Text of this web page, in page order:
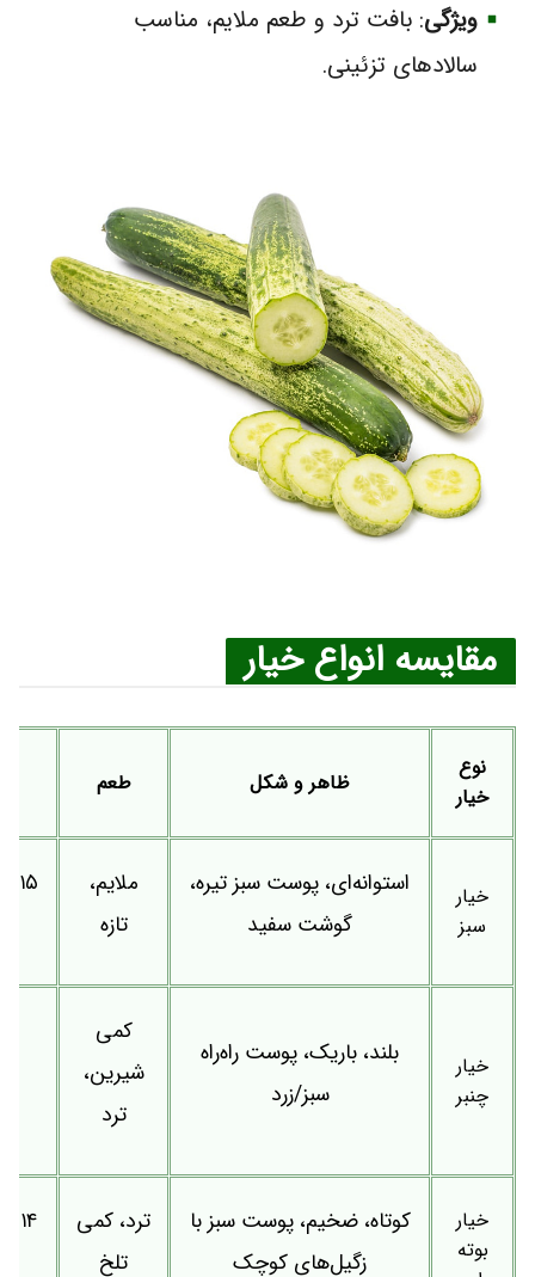
ویژگی: بافت ترد و طعم ملایم، مناسب
سالادهای تزئینی.
مقایسه انواع خیار
نوع
خیار
ظاهر و شکل طعم
خیار
سبز
استوانه‌ای، پوست سبز تیره،
گوشت سفید
ملایم،
تازه
خیار
چنبر
بلند، باریک، پوست راه‌راه
سبز/زرد
کمی
شیرین،
ترد
خیار
بوته
کوتاه، ضخیم، پوست سبز با
زگیل‌های کوچک
ترد، کمی
تلخ